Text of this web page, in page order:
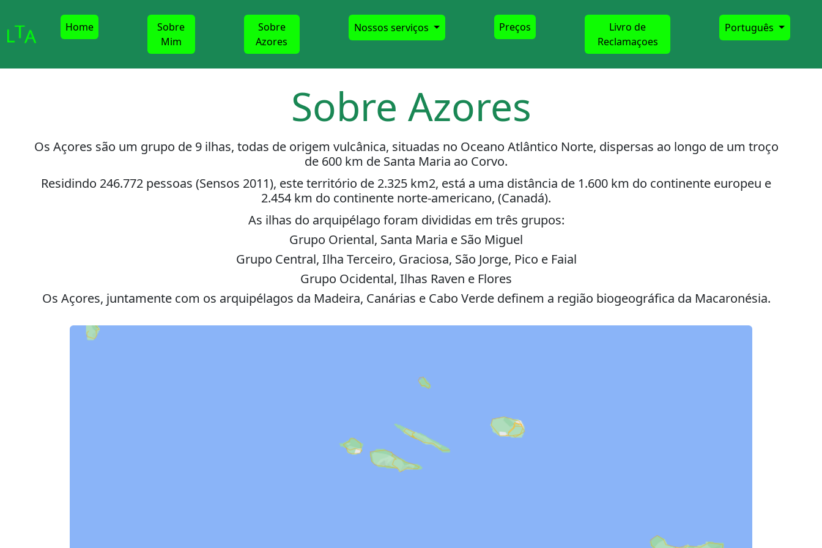
Home
Sobre
Mim
Sobre
Azores
Nossos serviços Preços
Livro de
Reclamaçoes
Português
Sobre Azores
Os Açores são um grupo de 9 ilhas, todas de origem vulcânica, situadas no Oceano Atlântico Norte, dispersas ao longo de um troço
de 600 km de Santa Maria ao Corvo.
Residindo 246.772 pessoas (Sensos 2011), este território de 2.325 km2, está a uma distância de 1.600 km do continente europeu e
2.454 km do continente norte-americano, (Canadá).
As ilhas do arquipélago foram divididas em três grupos:
Grupo Oriental, Santa Maria e São Miguel
Grupo Central, Ilha Terceiro, Graciosa, São Jorge, Pico e Faial
Grupo Ocidental, Ilhas Raven e Flores
Os Açores, juntamente com os arquipélagos da Madeira, Canárias e Cabo Verde definem a região biogeográfica da Macaronésia.